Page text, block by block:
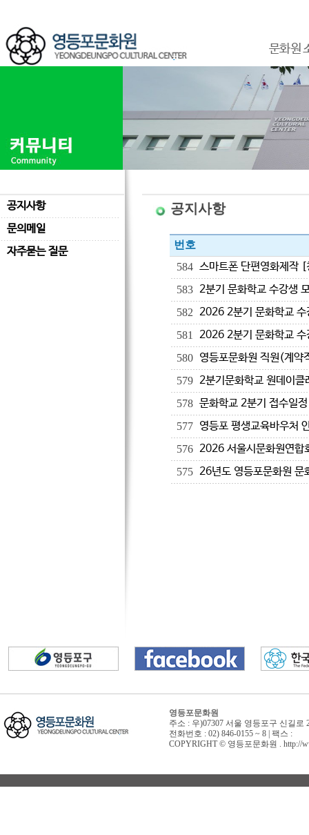
문화원
공지사항
문의메일
자주묻는 질문
공지사항
번호
584 스마트폰 단편영화제작
583 2분기 문화학교 수강생
582 2026 2분기 문화학교
581 2026 2분기 문화학교
580 영등포문화원 직원(계약
579 2분기문화학교 원데이
578 문화학교 2분기 접수일
577 영등포 평생교육바우처
576 2026 서울시문화원연합
575 26년도 영등포문화원 문
영등포문화원
주소 : 우)07307 서울 영등포구 신길
전화번호 : 02) 846-0155 ~ 8 | 팩스 :
COPYRIGHT © 영등포문화원 . http://